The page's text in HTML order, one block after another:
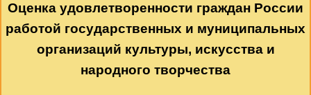
Оценка удовлетворенности граждан России
работой государственных и муниципальных
организаций культуры, искусства и
народного творчества